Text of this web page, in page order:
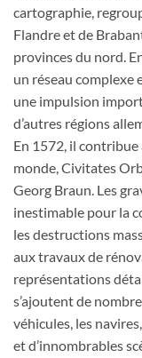
cartographie,
Flandre et de
provinces du nord.
un réseau complexe
une impulsion
d’autres régions
En 1572, il contribue
monde, Civitates
Georg Braun. Les
inestimable pour la
les destructions
aux travaux de
représentations
s’ajoutent de
véhicules, les
et d’innombrables